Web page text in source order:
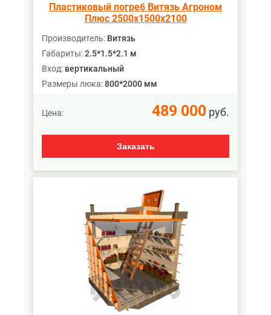
Пластиковый погреб Витязь Агроном
Плюс 2500х1500х2100
Производитель: Витязь
Габариты:2.5*1.5*2.1 м
Вход: вертикальный
Размеры люка:800*2000 мм
Цена: 489 000 руб.
Заказать